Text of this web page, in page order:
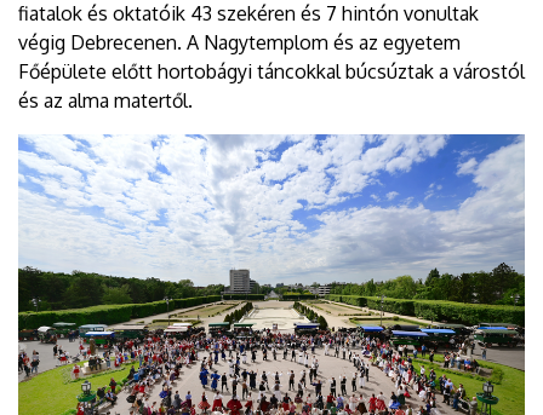
fiatalok és oktatóik 43 szekéren és 7 hintón vonultak
végig Debrecenen. A Nagytemplom és az egyetem
Főépülete előtt hortobágyi táncokkal búcsúztak a várostól
és az alma matertől.